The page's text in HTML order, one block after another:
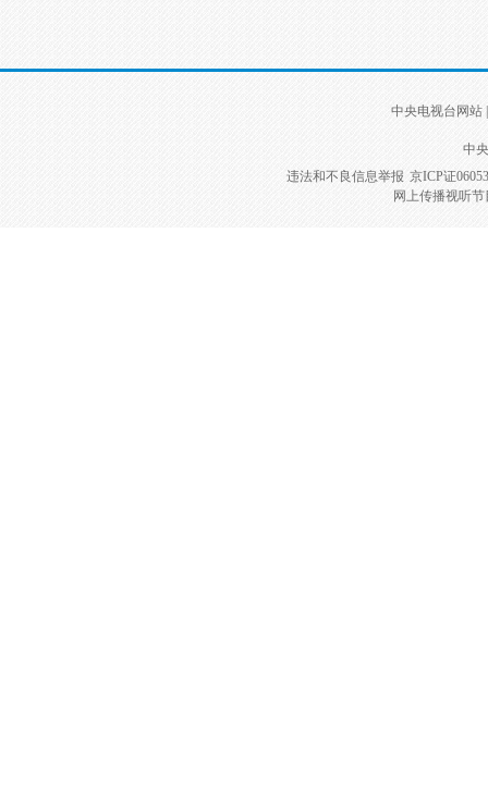
中央电视台网站
中
违法和不良信息举报 京ICP证
网上传播视听